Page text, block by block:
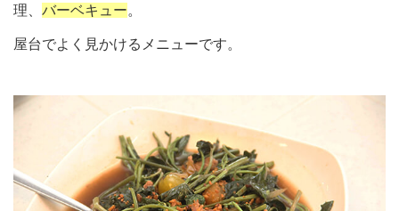
理、 バーベキュー。
屋台でよく見かけるメニューです。